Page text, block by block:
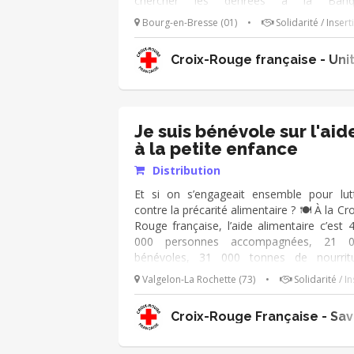
Alimentaire, les stocker. L'après -
participation à la distribution
bénéficiaires. Possibilité de partager le
de midi du mardi avec les autres
ce qui permet d'établir des liens au travers
ambiance assurée !
Bourg-en-Bresse (01) • Solidarité /
Croix-Rouge française -
Je suis bénévole sur
à la petite enfance
Distribution
Et si on s’engageait ensemble pour
contre la précarité alimentaire ? 🍽️ À la
Rouge française, l’aide alimentaire c’est
000 personnes accompagnées, 21
bénévoles, 31 000 tonnes de
distribuées dans plus de 700
épiceries sociales et centres de
La Croix-Rouge française a besoin de
pour continuer à accompagner les
vulnérables. Viens apporter un renfort
Valgelon-La Rochette (73) • Solidarité /
Croix-Rouge Française -